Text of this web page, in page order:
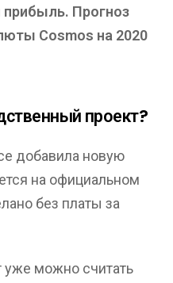
прибыль. Прогноз
Cosmos на 2020
проект?
добавила новую
на официальном
без платы за
уже можно считать